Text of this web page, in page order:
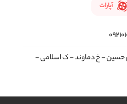
آپارات
حسین - خ دماوند - ک اسلامی -